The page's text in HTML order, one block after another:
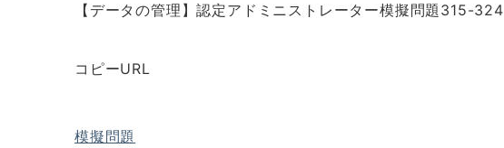
【データの管理】認定アドミニストレーター模擬問題315-324
コピーURL
模擬問題